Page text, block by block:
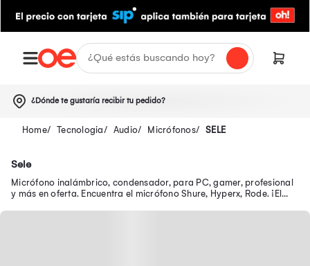
¿Dónde te gustaría recibir tu pedido?
Tecnologia Audio Micrófonos SELE
Sele
Micrófono inalámbrico, condensador, para PC, gamer, profesional
y más en oferta. Encuentra el micrófono Shure, Hyperx, Rode. ¡El